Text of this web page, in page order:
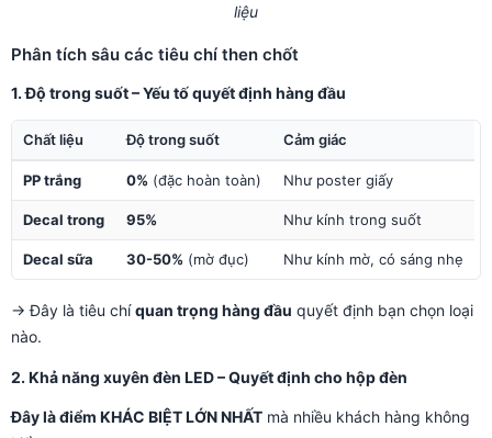
liệu
Phân tích sâu các tiêu chí then chốt
1. Độ trong suốt – Yếu tố quyết định hàng đầu
Chất liệu Độ trong suốt Cảm giác
PP trắng 0% (đặc hoàn toàn) Như poster giấy
Decal trong 95% Như kính trong suốt
Decal sữa 30-50% (mờ đục) Như kính mờ, có sáng nhẹ
→ Đây là tiêu chíquan trọng hàng đầu quyết định bạn chọn loại
nào.
2. Khả năng xuyên đèn LED – Quyết định cho hộp đèn
Đây là điểm KHÁC BIỆT LỚN NHẤT mà nhiều khách hàng không